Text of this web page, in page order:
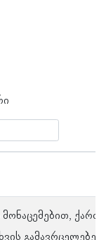
მონაცემებით,